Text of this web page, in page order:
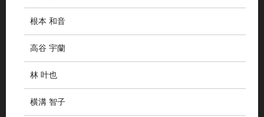
根本 和音
高谷 宇蘭
林 叶也
横溝 智子